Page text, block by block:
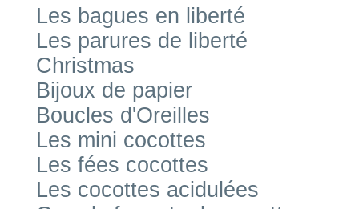
Les bagues en liberté
Les parures de liberté
Christmas
Bijoux de papier
Boucles d'Oreilles
Les mini cocottes
Les fées cocottes
Les cocottes acidulées